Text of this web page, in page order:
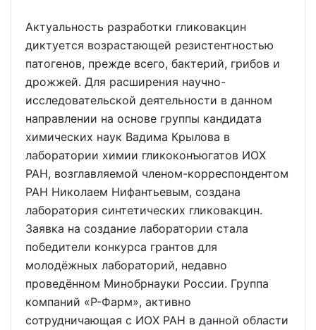
Актуальность разработки гликовакцин
диктуется возрастающей резистентностью
патогенов, прежде всего, бактерий, грибов и
дрожжей. Для расширения научно-
исследовательской деятельности в данном
направлении на основе группы кандидата
химических наук Вадима Крылова в
лаборатории химии гликоконъюгатов ИОХ
РАН, возглавляемой членом-корреспондентом
РАН Николаем Нифантьевым, создана
лаборатория синтетических гликовакцин.
Заявка на создание лаборатории стала
победители конкурса грантов для
молодёжных лабораторий, недавно
проведённом Минобрнауки России. Группа
компаний «Р-Фарм», активно
сотрудничающая с ИОХ РАН в данной области